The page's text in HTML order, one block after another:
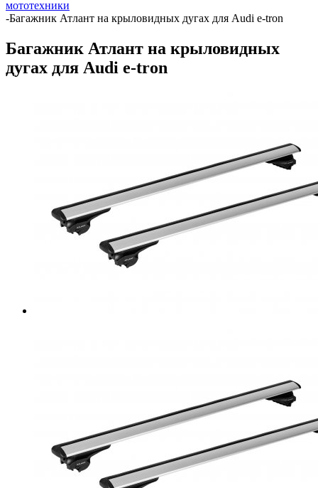
мототехники
-Багажник Атлант на крыловидных дугах для Audi e-tron
Багажник Атлант на крыловидных
дугах для Audi e-tron